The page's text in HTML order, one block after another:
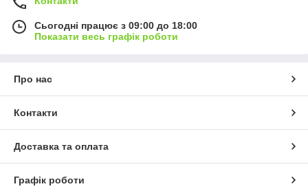
Сьогодні працює з 09:00 до 18:00
Показати весь графік роботи
Про нас
Контакти
Доставка та оплата
Графік роботи